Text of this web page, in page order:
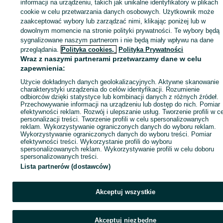
sprzedającym
Zaloguj się / Załóż konto
informacji na urządzeniu, takich jak unikalne identyfikatory w plikach
cookie w celu przetwarzania danych osobowych. Użytkownik może
zaakceptować wybory lub zarządzać nimi, klikając poniżej lub w
dowolnym momencie na stronie polityki prywatności. Te wybory będą
sygnalizowane naszym partnerom i nie będą miały wpływu na dane
przeglądania. Polityka cookies, Polityka Prywatności
Wraz z naszymi partnerami przetwarzamy dane w celu
zapewnienia:
Użycie dokładnych danych geolokalizacyjnych. Aktywne skanowanie
charakterystyki urządzenia do celów identyfikacji. Rozumienie
odbiorców dzięki statystyce lub kombinacji danych z różnych źródeł.
Przechowywanie informacji na urządzeniu lub dostęp do nich. Pomiar
efektywności reklam. Rozwój i ulepszanie usług. Tworzenie profili w
personalizacji treści. Tworzenie profili w celu spersonalizowanych
reklam. Wykorzystywanie ograniczonych danych do wyboru reklam.
Wykorzystywanie ograniczonych danych do wyboru treści. Pomiar
efektywności treści. Wykorzystanie profili do wyboru
spersonalizowanych reklam. Wykorzystywanie profili w celu doboru
spersonalizowanych treści.
Lista partnerów (dostawców)
Akceptuj wszystkie
Akceptuj niezbędne